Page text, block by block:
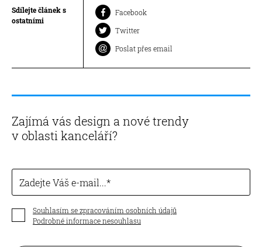
Sdílejte článek s
ostatními
Facebook
Twitter
Poslat přes email
Zajímá vás design a nové trendy
v oblasti kanceláří?
Zadejte Váš e-mail...
Souhlasím se zpracováním osobních údajů
Podrobné informace nesouhlasu